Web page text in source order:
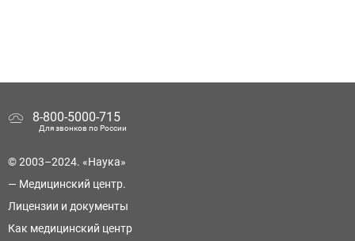
8-800-5000-715
Для звонков по России
© 2003–2024. «Наука»
— Медицинский центр.
Лицензии и документы
Как медицинский центр